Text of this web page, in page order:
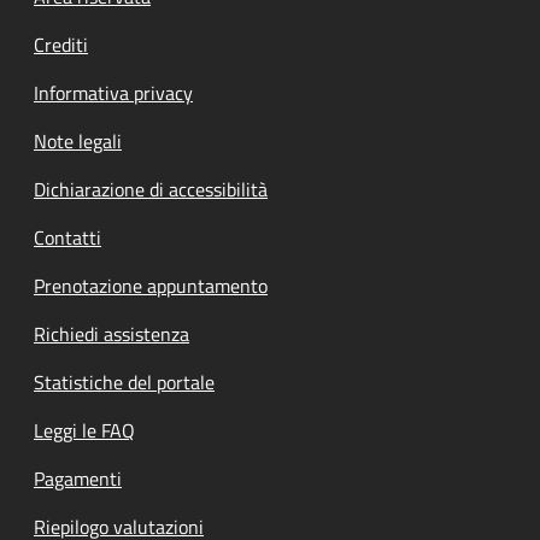
Crediti
Informativa privacy
Note legali
Dichiarazione di accessibilità
Contatti
Prenotazione appuntamento
Richiedi assistenza
Statistiche del portale
Leggi le FAQ
Pagamenti
Riepilogo valutazioni